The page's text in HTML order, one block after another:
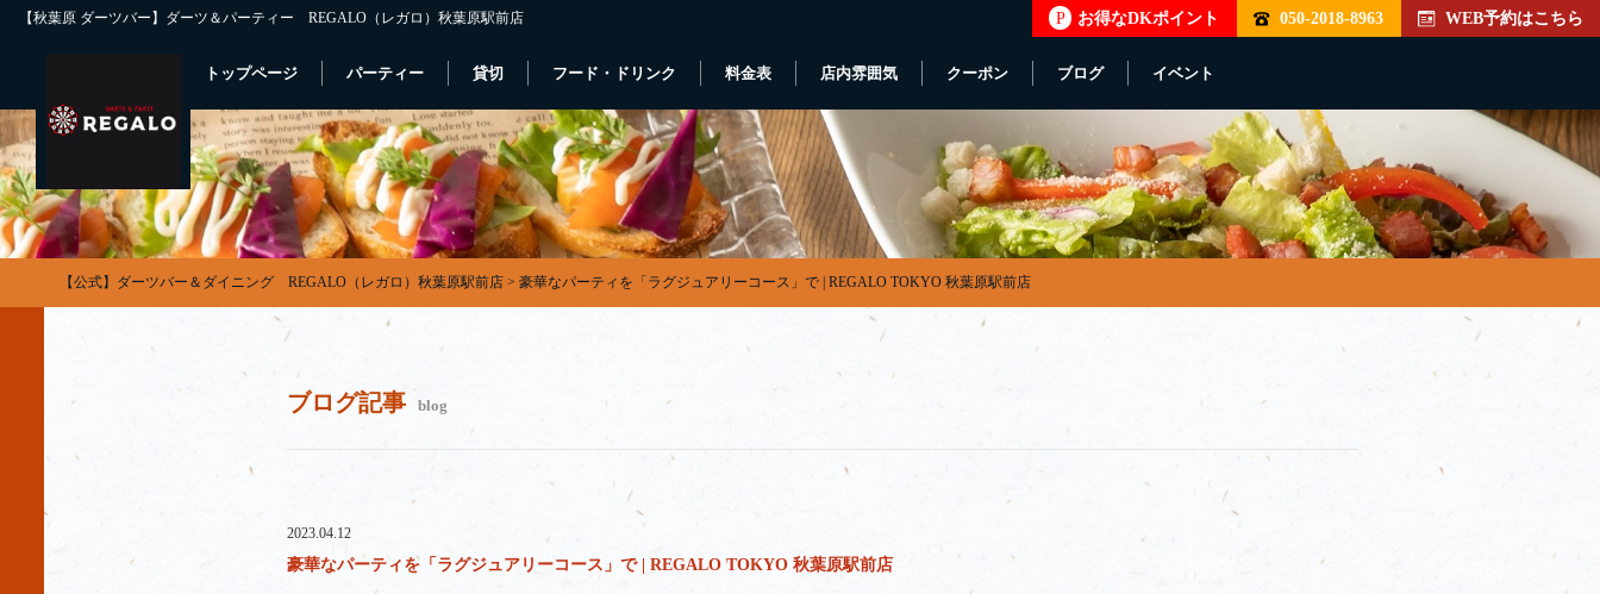
【秋葉原 ダーツバー】ダーツ＆パーティー REGALO（レガロ）秋葉原駅前店 P お得なDKポイント 050-2018-8963 WEB予約はこちら
トップページ パーティー 貸切 フード・ドリンク 料金表 店内雰囲気 クーポン ブログ イベント
【公式】ダーツバー＆ダイニング REGALO（レガロ）秋葉原駅前店 > 豪華なパーティを「ラグジュアリーコース」で | REGALO TOKYO 秋葉原駅前店
ブログ記事 blog
2023.04.12
豪華なパーティを「ラグジュアリーコース」で | REGALO TOKYO 秋葉原駅前店